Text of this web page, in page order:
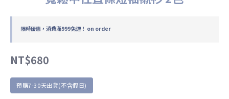
限時優惠，消費滿999免運！ on order
NT$680
預購7-30天出貨(不含假日)